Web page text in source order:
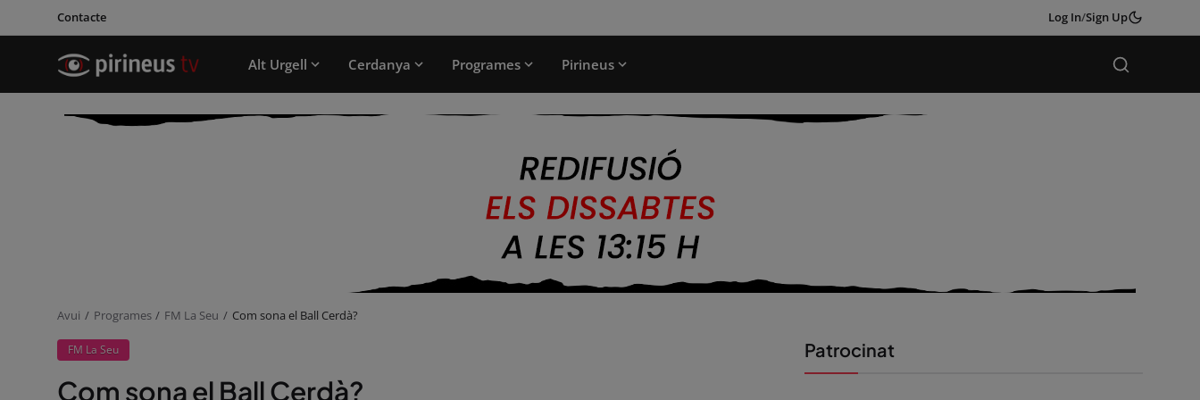
Contacte Log In/Sign Up
Alt Urgell Cerdanya Programes Pirineus
Avui Programes FM La Seu Com sona el Ball Cerdà?
FM La Seu
Com sona el Ball Cerdà?
Patrocinat